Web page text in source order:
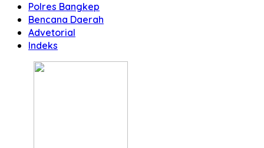
Polres Bangkep
Bencana Daerah
Advetorial
Indeks